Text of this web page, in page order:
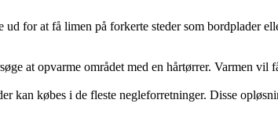
for at få limen på forkerte steder som bordplader
at opvarme området med en hårtørrer. Varmen vil
kan købes i de fleste negleforretninger. Disse